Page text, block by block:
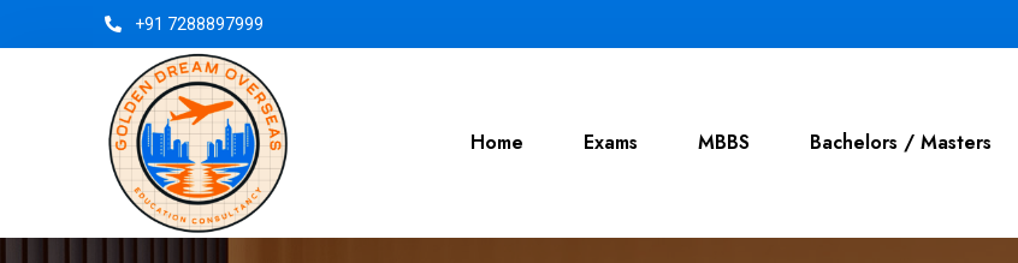
+91 7288897999
Home Exams MBBS Bachelors / Masters